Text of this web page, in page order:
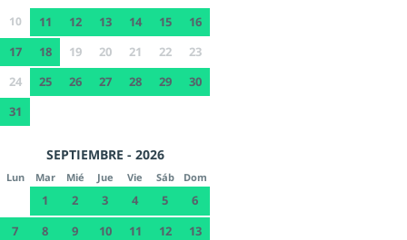
10
11 12 13 14 15
16
17
18 19 20 21 22
23
24
25 26 27 28 29
30
31
SEPTIEMBRE - 2026
Lun Mar Mié Jue Vie Sáb Dom
1 2 3 4 5
6
7
8 9 10 11 12
13